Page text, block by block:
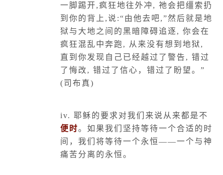
一脚踢开,疯狂地往外冲 , 祂会把缰索扔
到你的背上 ,说:“由他去吧,”然后就是地
狱与大地之间的黑暗障碍追逐 , 你会在
疯狂混乱中奔跑 , 从来没有想到地狱,
直到你发现自己已经越过了警告 , 错过
了悔改, 错过了信心，错过了盼望。”
(司布真)
iv. 耶稣的要求对我们来说从来都是不
便时。如果我们坚持等待一个合适的时
间，我们将等待一个永恒——一个与神
痛苦分离的永恒。